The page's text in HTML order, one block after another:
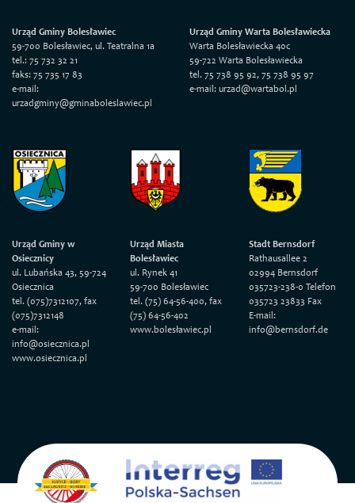
Urząd Gminy Bolesławiec
59-700 Bolesławiec, ul. Teatralna 1a
tel.: 75 732 32 21
faks: 75 735 17 83
e-mail:
urzadgminy@gminaboleslawiec.pl
Urząd Gminy Warta Bolesławiecka
Warta Bolesławiecka 40c
59-722 Warta Bolesławiecka
tel. 75 738 95 92, 75 738 95 97
e-mail: urzad@wartabol.pl
Urząd Gminy w
Osiecznicy
ul. Lubańska 43, 59-724
Osiecznica
tel. (075)7312107, fax
(075)7312148
e-mail:
info@osiecznica.pl
www.osiecznica.pl
Urząd Miasta
Bolesławiec
ul. Rynek 41
59-700 Bolesławiec
tel. (75) 64-56-400, fax
(75) 64-56-402
www.bolesławiec.pl
Stadt Bernsdorf
Rathausallee 2
02994 Bernsdorf
035723-238-0 Telefon
035723 23833 Fax
E-mail:
info@bernsdorf.de